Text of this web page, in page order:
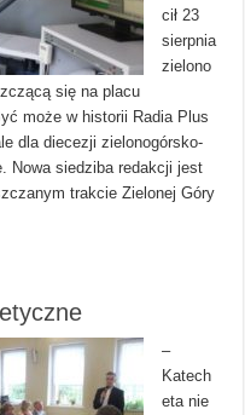
cił 23
sierpnia
zielono
się na placu
może w historii Radia Plus
dla diecezji zielonogórsko-
Nowa siedziba redakcji jest
trakcie Zielonej Góry
–
Katech
eta nie